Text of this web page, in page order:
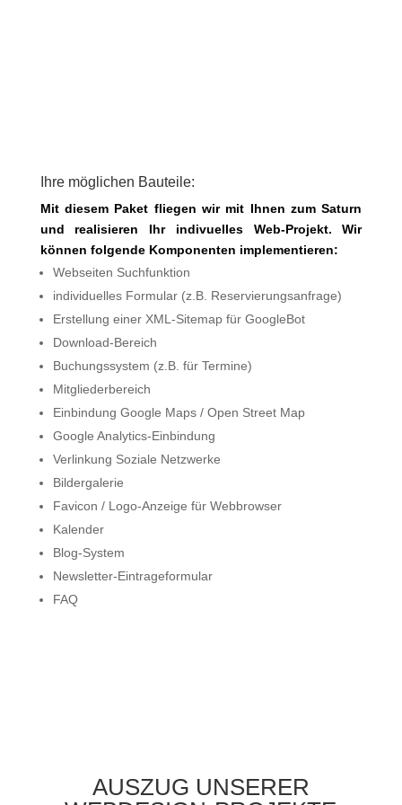
Ihre möglichen Bauteile:
Mit diesem Paket fliegen wir mit Ihnen zum Saturn
und realisieren Ihr indivuelles Web-Projekt. Wir
können folgende Komponenten implementieren:
Webseiten Suchfunktion
individuelles Formular (z.B. Reservierungsanfrage)
Erstellung einer XML-Sitemap für GoogleBot
Download-Bereich
Buchungssystem (z.B. für Termine)
Mitgliederbereich
Einbindung Google Maps / Open Street Map
Google Analytics-Einbindung
Verlinkung Soziale Netzwerke
Bildergalerie
Favicon / Logo-Anzeige für Webbrowser
Kalender
Blog-System
Newsletter-Eintrageformular
FAQ
AUSZUG UNSERER